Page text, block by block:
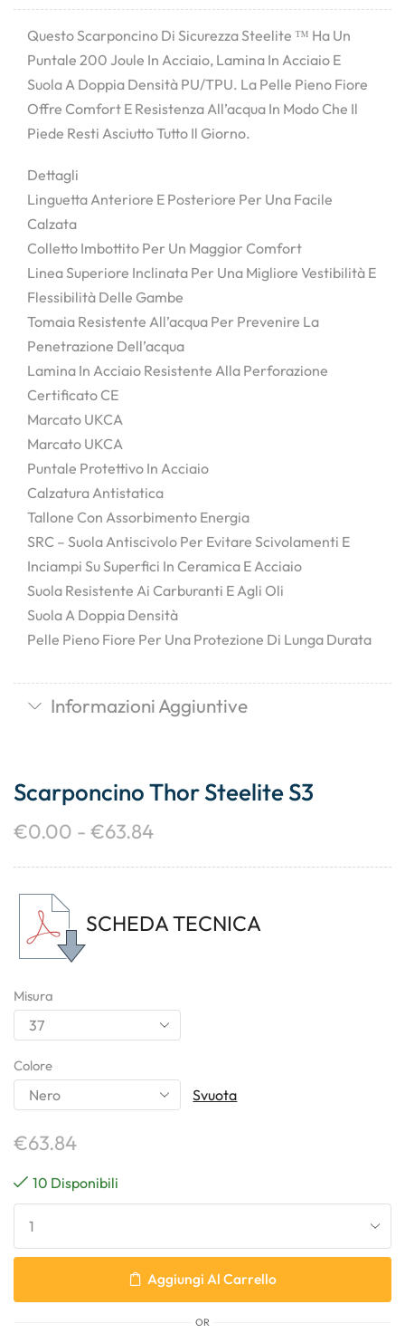
Questo Scarponcino Di Sicurezza Steelite ™ Ha Un
Puntale 200 Joule In Acciaio, Lamina In Acciaio E
Suola A Doppia Densità PU/TPU. La Pelle Pieno Fiore
Offre Comfort E Resistenza All’acqua In Modo Che Il
Piede Resti Asciutto Tutto Il Giorno.
Dettagli
Linguetta Anteriore E Posteriore Per Una Facile
Calzata
Colletto Imbottito Per Un Maggior Comfort
Linea Superiore Inclinata Per Una Migliore Vestibilità E
Flessibilità Delle Gambe
Tomaia Resistente All’acqua Per Prevenire La
Penetrazione Dell’acqua
Lamina In Acciaio Resistente Alla Perforazione
Certificato CE
Marcato UKCA
Marcato UKCA
Puntale Protettivo In Acciaio
Calzatura Antistatica
Tallone Con Assorbimento Energia
SRC – Suola Antiscivolo Per Evitare Scivolamenti E
Inciampi Su Superfici In Ceramica E Acciaio
Suola Resistente Ai Carburanti E Agli Oli
Suola A Doppia Densità
Pelle Pieno Fiore Per Una Protezione Di Lunga Durata
Informazioni Aggiuntive
Scarponcino Thor Steelite S3
€0.00 - €63.84
SCHEDA TECNICA
Misura
Colore
Svuota
€63.84
10 Disponibili
Aggiungi Al Carrello
OR